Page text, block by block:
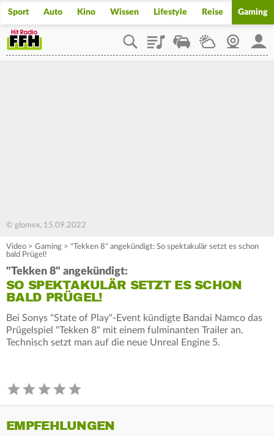
Sport Auto Kino Wissen Lifestyle Reise Gaming
PlaylistStaupilotWetterWebcam
© glomex, 15.09.2022
Video > Gaming > "Tekken 8" angekündigt: So spektakulär setzt es schon
bald Prügel!
"Tekken 8" angekündigt:
SO SPEKTAKULÄR SETZT ES SCHON
BALD PRÜGEL!
Bei Sonys "State of Play"-Event kündigte Bandai Namco das
Prügelspiel "Tekken 8" mit einem fulminanten Trailer an.
Technisch setzt man auf die neue Unreal Engine 5.
EMPFEHLUNGEN